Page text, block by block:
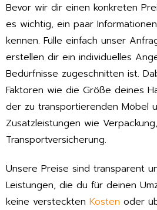
Bevor wir dir einen konkreten
es wichtig, ein paar
kennen. Fülle einfach unser
erstellen dir ein individuelles
Bedürfnisse zugeschnitten ist.
Faktoren wie die Größe deines
der zu transportierenden Möbel
Zusatzleistungen wie
Transportversicherung.
Unsere Preise sind transparent
Leistungen, die du für deinen
keine versteckten Kosten oder